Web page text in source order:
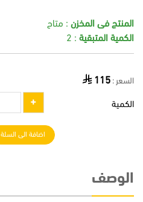
المنتج فى المخزن : متاح
الكمية المتبقية : 2
السعر :115
الكمية
اضافة الى السلة
الوصف